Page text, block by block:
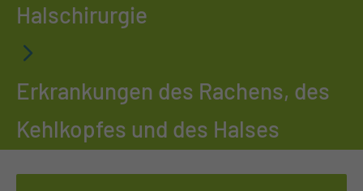
Halschirurgie
Erkrankungen des Rachens, des
Kehlkopfes und des Halses